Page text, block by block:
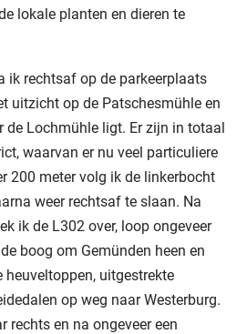
lokale planten en dieren te
ik rechtsaf op de parkeerplaats
uitzicht op de Patschesmühle en
de Lochmühle ligt. Er zijn in totaal
waarvan er nu veel particuliere
200 meter volg ik de linkerbocht
weer rechtsaf te slaan. Na
ik de L302 over, loop ongeveer
boog om Gemünden heen en
uitgestrekte
op weg naar Westerburg.
rechts en na ongeveer een